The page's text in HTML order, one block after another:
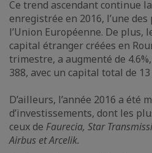
Ce trend ascendant continue
enregistrée en 2016, l’une
l’Union Européenne. De plus,
capital étranger créées en
trimestre, a augmenté de
388, avec un capital total de
D’ailleurs, l’année 2016 a été
d’investissements, dont les
ceux de Faurecia, Star
Airbus et Arcelik.